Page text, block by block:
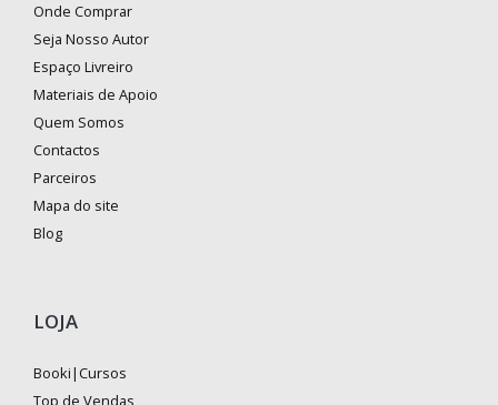
Onde Comprar
Seja Nosso Autor
Espaço Livreiro
Materiais de Apoio
Quem Somos
Contactos
Parceiros
Mapa do site
Blog
LOJA
Booki|Cursos
Top de Vendas